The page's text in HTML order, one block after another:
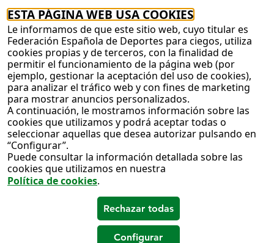
ESTA PÁGINA WEB USA COOKIES
Le informamos de que este sitio web, cuyo titular es
Federación Española de Deportes para ciegos, utiliza
cookies propias y de terceros, con la finalidad de
permitir el funcionamiento de la página web (por
ejemplo, gestionar la aceptación del uso de cookies),
para analizar el tráfico web y con fines de marketing
para mostrar anuncios personalizados.
A continuación, le mostramos información sobre las
cookies que utilizamos y podrá aceptar todas o
seleccionar aquellas que desea autorizar pulsando en
“Configurar”.
Puede consultar la información detallada sobre las
cookies que utilizamos en nuestra
Política de cookies.